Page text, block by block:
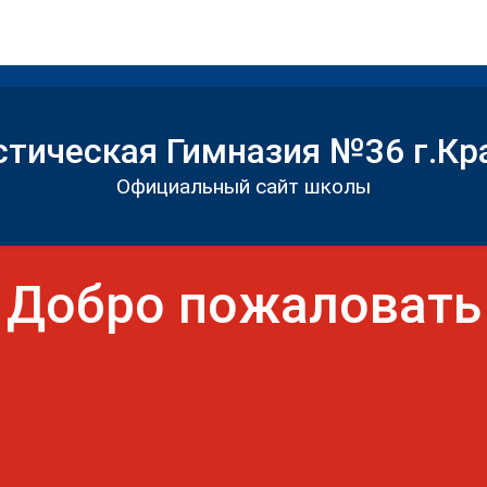
Гимназия №36
Официальный сайт школы
Добро пожаловать